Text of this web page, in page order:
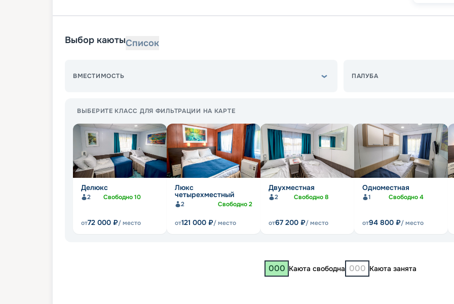
Выбор каютыСписок
ВМЕСТИМОСТЬ ПАЛУБА
ВЫБЕРИТЕ КЛАСС ДЛЯ ФИЛЬТРАЦИИ НА КАРТЕ
Делюкс
2 Свободно10
от72 000 ₽/ место
Люкс
четырехместный
2 Свободно2
от121 000 ₽/ место
Двухместная
2 Свободно8
от67 200 ₽/ место
Одноместная
1 Свободно4
от94 800 ₽/ место
000 Каюта свободна 000 Каюта занята